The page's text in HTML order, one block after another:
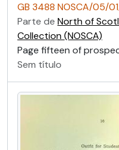
GB 3488 NOSCA/05/
Parte de North of
Collection (NOSCA)
Page fifteen of
Sem título